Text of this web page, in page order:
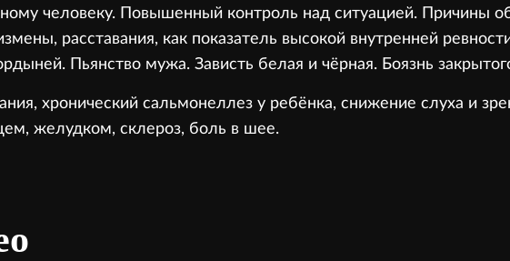
человеку. Повышенный контроль над ситуацией. Причины
расставания, как показатель высокой внутренней
Пьянство мужа. Зависть белая и чёрная. Боязнь
хронический сальмонеллез у ребёнка, снижение слуха и
желудком, склероз, боль в шее.